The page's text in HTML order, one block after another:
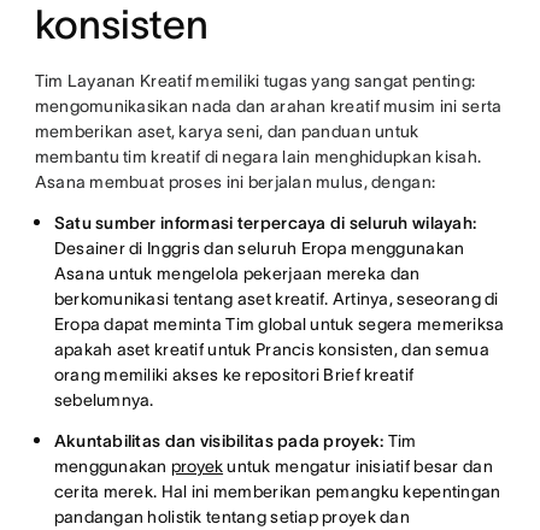
konsisten
Tim Layanan Kreatif memiliki tugas yang sangat penting:
mengomunikasikan nada dan arahan kreatif musim ini serta
memberikan aset, karya seni, dan panduan untuk
membantu tim kreatif di negara lain menghidupkan kisah.
Asana membuat proses ini berjalan mulus, dengan:
Satu sumber informasi terpercaya di seluruh wilayah:
Desainer di Inggris dan seluruh Eropa menggunakan
Asana untuk mengelola pekerjaan mereka dan
berkomunikasi tentang aset kreatif. Artinya, seseorang di
Eropa dapat meminta Tim global untuk segera memeriksa
apakah aset kreatif untuk Prancis konsisten, dan semua
orang memiliki akses ke repositori Brief kreatif
sebelumnya.
Akuntabilitas dan visibilitas pada proyek: Tim
menggunakanproyekuntuk mengatur inisiatif besar dan
cerita merek. Hal ini memberikan pemangku kepentingan
pandangan holistik tentang setiap proyek dan